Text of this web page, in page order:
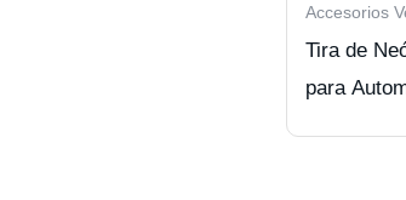
Accesorios
Tira de
para